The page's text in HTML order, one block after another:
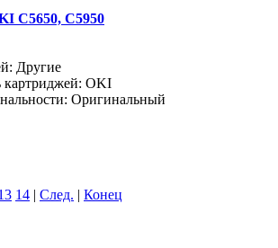
C5650, C5950
Другие
картриджей: OKI
Оригинальный
14 | След. | Конец